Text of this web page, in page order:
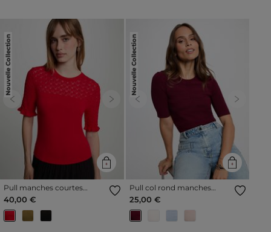
Nouvelle Collection
Previous Next
Pull manches courtes
rouge femme
40,00 €
Nouvelle Collection
Previous Next
Pull col rond manches
courtes bordeaux femme
25,00 €